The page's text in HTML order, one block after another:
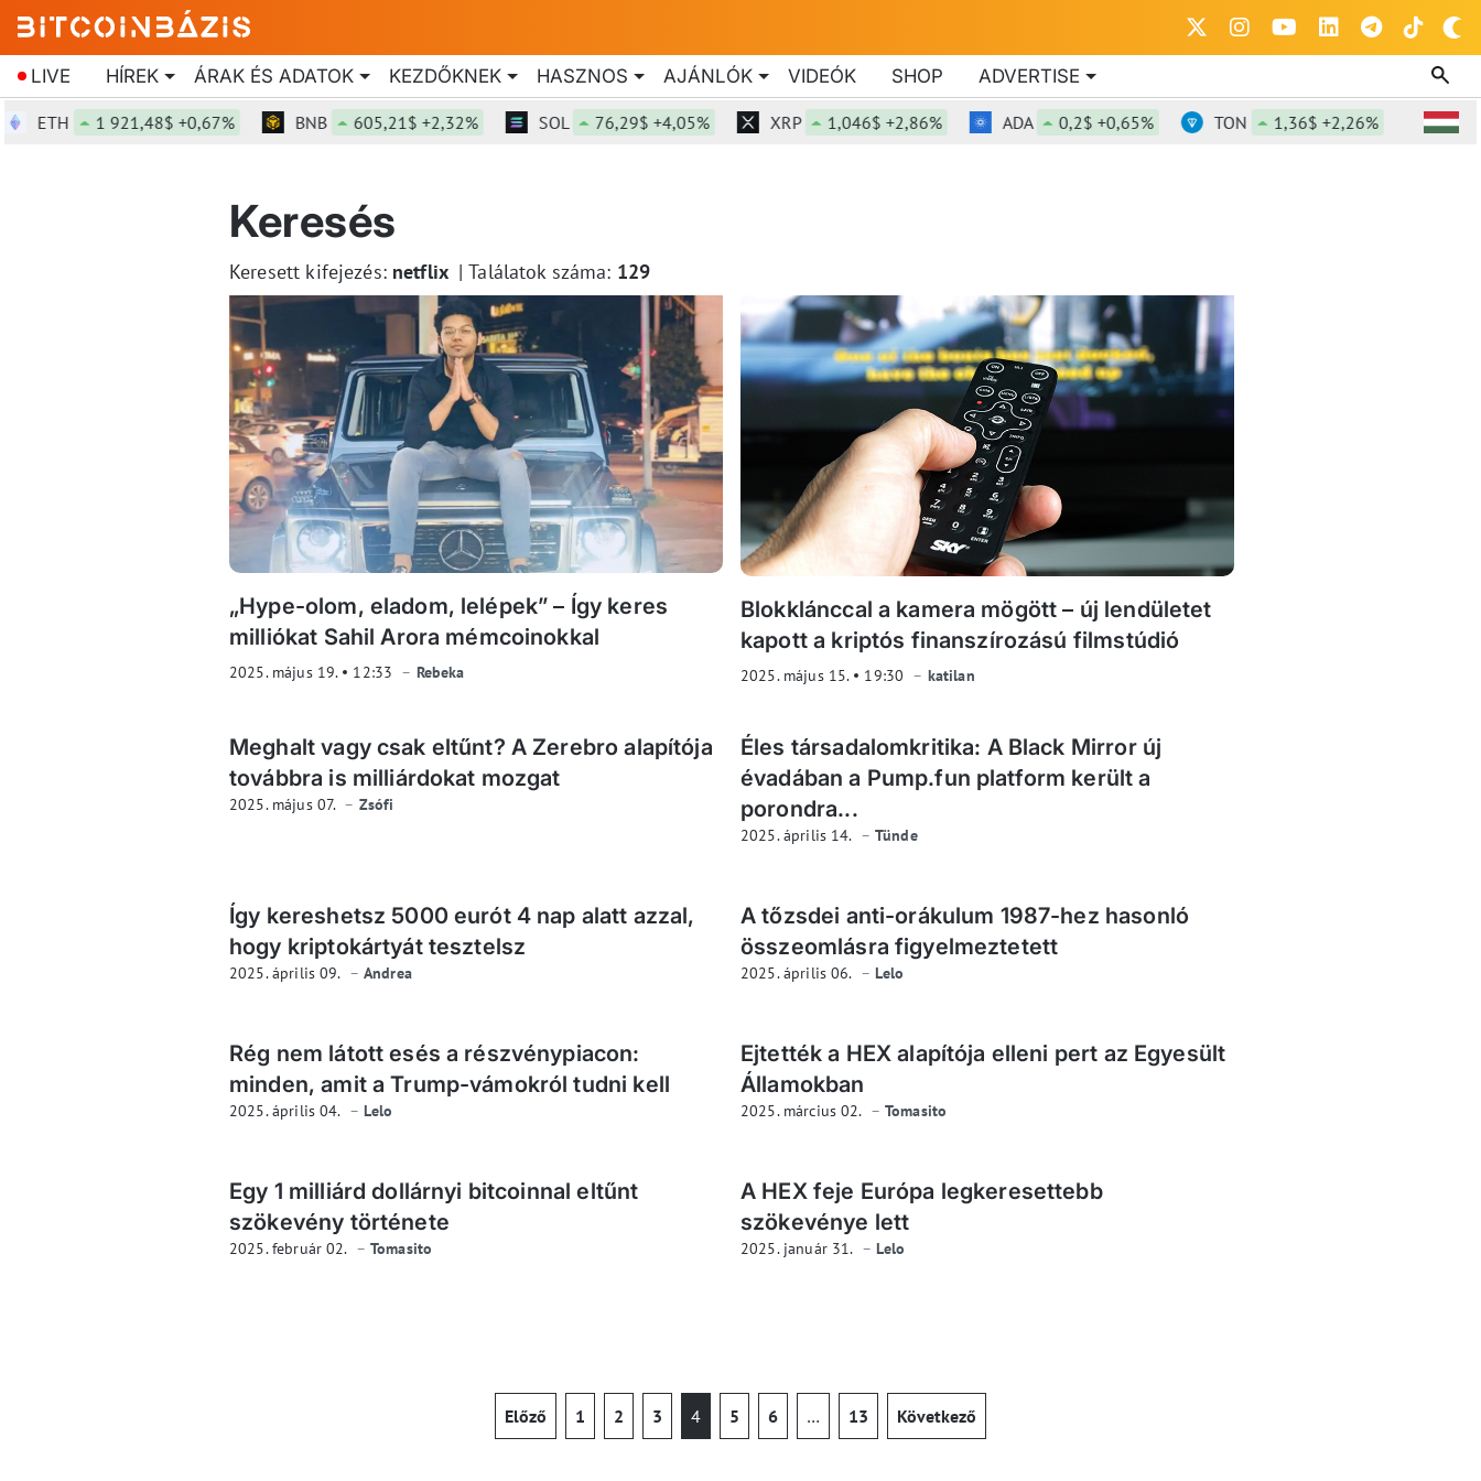
LIVE HÍREK ÁRAK ÉS ADATOK KEZDŐKNEK HASZNOS AJÁNLÓK VIDEÓK SHOP ADVERTISE
ETH 1 921,48$ +0,67% BNB 605,21$ +2,32% SOL 76,29$ +4,05% XRP 1,046$ +2,86% ADA 0,2$ +0,65% TON 1,36$ +2,26% DOT
Keresés
Keresett kifejezés: netflix Találatok száma: 129
„Hype-olom, eladom, lelépek” – Így keres
milliókat Sahil Arora mémcoinokkal
2025. május 19. 12:33 Rebeka
Blokklánccal a kamera mögött – új lendületet
kapott a kriptós finanszírozású filmstúdió
2025. május 15. 19:30 katilan
Meghalt vagy csak eltűnt? A Zerebro alapítója
továbbra is milliárdokat mozgat
2025. május 07. Zsófi
Éles társadalomkritika: A Black Mirror új
évadában a Pump.fun platform került a
porondra...
2025. április 14. Tünde
Így kereshetsz 5000 eurót 4 nap alatt azzal,
hogy kriptokártyát tesztelsz
2025. április 09. Andrea
A tőzsdei anti-orákulum 1987-hez hasonló
összeomlásra figyelmeztetett
2025. április 06. Lelo
Rég nem látott esés a részvénypiacon:
minden, amit a Trump-vámokról tudni kell
2025. április 04. Lelo
Ejtették a HEX alapítója elleni pert az Egyesült
Államokban
2025. március 02. Tomasito
Egy 1 milliárd dollárnyi bitcoinnal eltűnt
szökevény története
2025. február 02. Tomasito
A HEX feje Európa legkeresettebb
szökevénye lett
2025. január 31. Lelo
Előző 1 2 3 4 5 6 … 13 Következő